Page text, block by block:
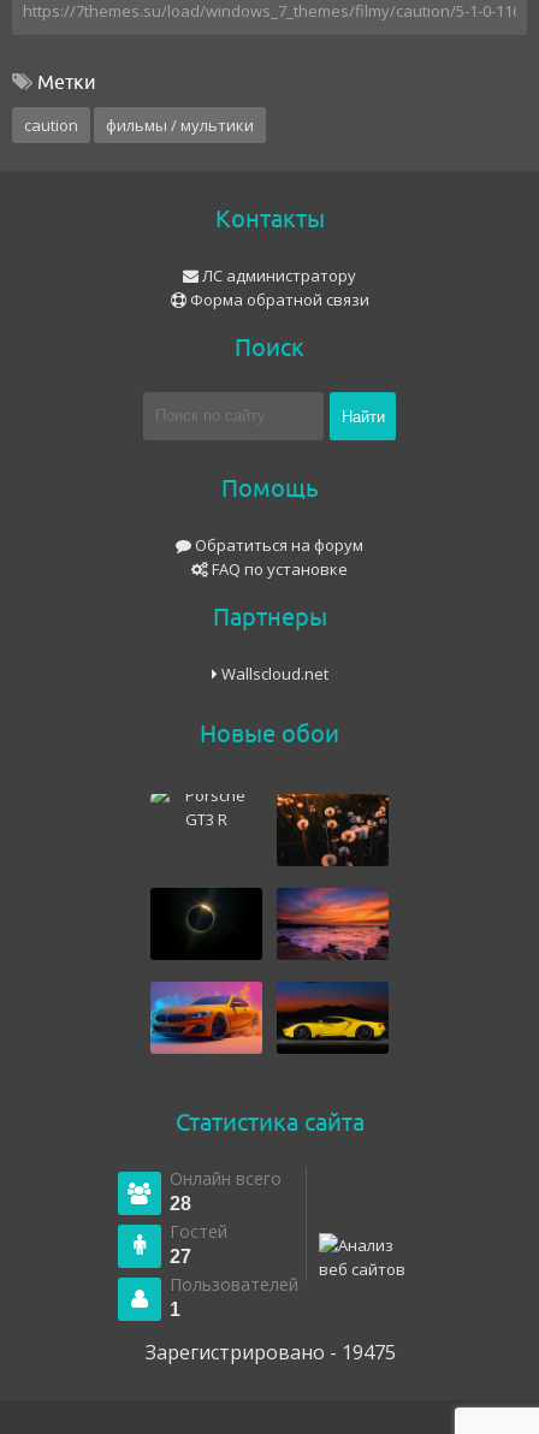
Метки
caution фильмы / мультики
Контакты
ЛС администратору
Форма обратной связи
Поиск
Помощь
Обратиться на форум
FAQ по установке
Партнеры
Wallscloud.net
Новые обои
Статистика сайта
Онлайн всего
28
Гостей
27
Пользователей
1
Зарегистрировано - 19475